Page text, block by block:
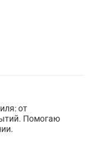
от
Помогаю